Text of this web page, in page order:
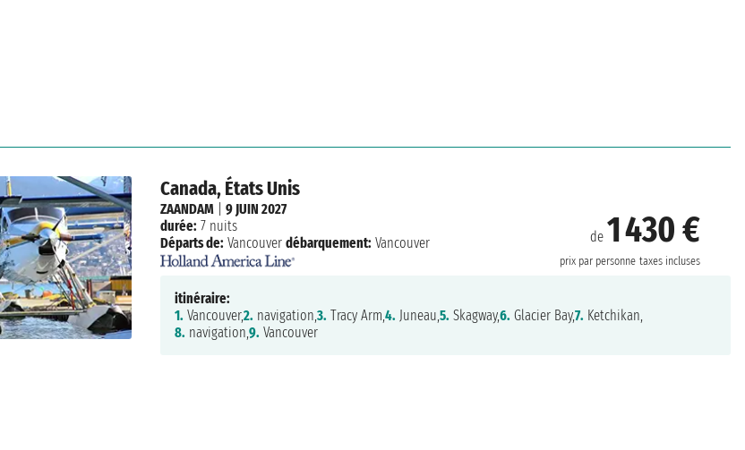
Canada, États Unis
de 1 430 €
prix par personne taxes incluses
ZAANDAM| 9 JUIN 2027
durée: 7 nuits
Départs de: Vancouver débarquement: Vancouver
itinéraire:
1. Vancouver,2. navigation,3. Tracy Arm,4. Juneau,5. Skagway,6. Glacier Bay,7. Ketchikan,
8. navigation,9. Vancouver